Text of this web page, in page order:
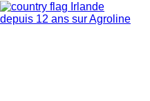
Irlande
depuis 12 ans sur Agroline